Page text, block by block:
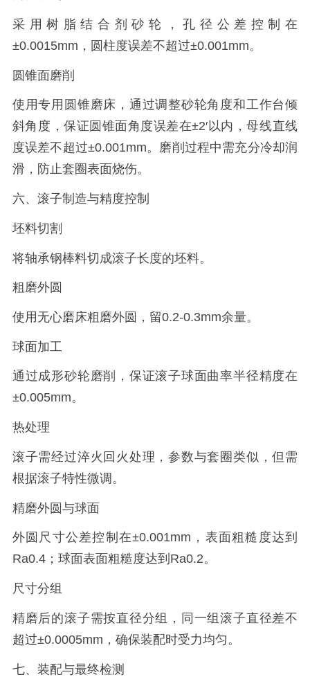
采用树脂结合剂砂轮，孔径公差控制在
±0.0015mm，圆柱度误差不超过±0.001mm。
圆锥面磨削
使用专用圆锥磨床，通过调整砂轮角度和工作台倾
斜角度，保证圆锥面角度误差在±2′以内，母线直线
度误差不超过±0.001mm。磨削过程中需充分冷却润
滑，防止套圈表面烧伤。
六、滚子制造与精度控制
坯料切割
将轴承钢棒料切成滚子长度的坯料。
粗磨外圆
使用无心磨床粗磨外圆，留0.2-0.3mm余量。
球面加工
通过成形砂轮磨削，保证滚子球面曲率半径精度在
±0.005mm。
热处理
滚子需经过淬火回火处理，参数与套圈类似，但需
根据滚子特性微调。
精磨外圆与球面
外圆尺寸公差控制在±0.001mm，表面粗糙度达到
Ra0.4；球面表面粗糙度达到Ra0.2。
尺寸分组
精磨后的滚子需按直径分组，同一组滚子直径差不
超过±0.0005mm，确保装配时受力均匀。
七、装配与最终检测